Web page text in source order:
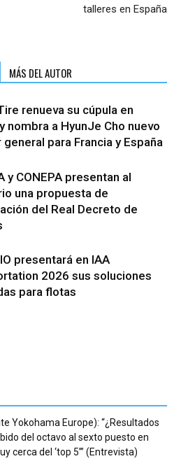
talleres en España
MÁS DEL AUTOR
renueva su cúpula en
nombra a HyunJe Cho nuevo
para Francia y España
y CONEPA presentan al
una propuesta de
del Real Decreto de
presentará en IAA
2026 sus soluciones
para flotas
Yokohama Europe): “¿Resultados
del octavo al sexto puesto en
cerca del ‘top 5’” (Entrevista)